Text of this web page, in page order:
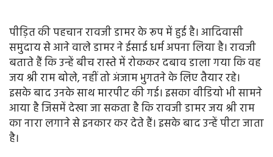
पीड़ित की पहचान रावजी डामर के रूप में हुई है। आदिवासी
समुदाय से आने वाले डामर ने ईसाई धर्म अपना लिया है। रावजी
बताते हैं कि उन्हें बीच रास्ते में रोककर दबाव डाला गया कि वह
जय श्री राम बोले, नहीं तो अंजाम भुगतने के लिए तैयार रहे।
इसके बाद उनके साथ मारपीट की गई। इसका वीडियो भी सामने
आया है जिसमें देखा जा सकता है कि रावजी डामर जय श्री राम
का नारा लगाने से इनकार कर देते हैं। इसके बाद उन्हें पीटा जाता
है।